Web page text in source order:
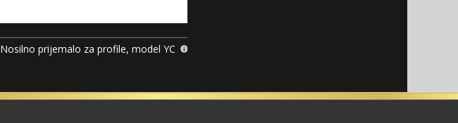
Nosilno prijemalo za profile, model YC